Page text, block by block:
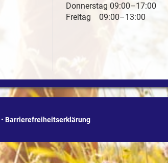
Donnerstag 09:00–17:00
Freitag 09:00–13:00
• Barrierefreiheitserklärung